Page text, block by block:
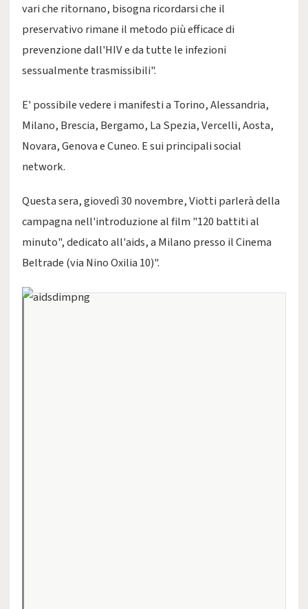
vari che ritornano, bisogna ricordarsi che il
preservativo rimane il metodo più efficace di
prevenzione dall'HIV e da tutte le infezioni
sessualmente trasmissibili".
E' possibile vedere i manifesti a Torino, Alessandria,
Milano, Brescia, Bergamo, La Spezia, Vercelli, Aosta,
Novara, Genova e Cuneo. E sui principali social
network.
Questa sera, giovedì 30 novembre, Viotti parlerà della
campagna nell'introduzione al film "120 battiti al
minuto", dedicato all'aids, a Milano presso il Cinema
Beltrade (via Nino Oxilia 10)".